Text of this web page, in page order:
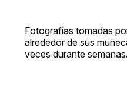
Fotografías tomadas
alrededor de sus
veces durante semanas.